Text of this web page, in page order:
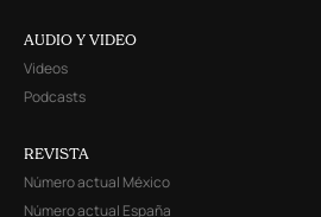
AUDIO Y VIDEO
Videos
Podcasts
REVISTA
Número actual México
Número actual España